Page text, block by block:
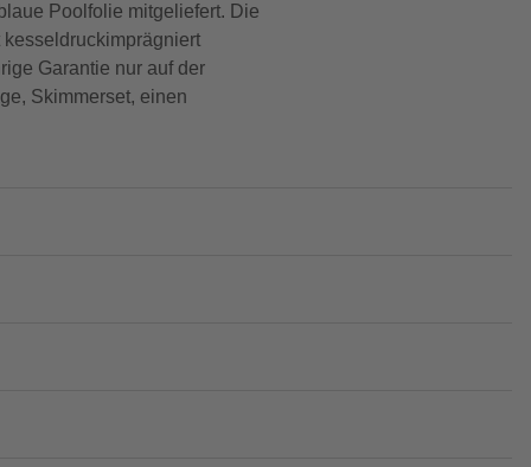
Poolfolie mitgeliefert. Die
Garantie nur auf der
Skimmerset, einen